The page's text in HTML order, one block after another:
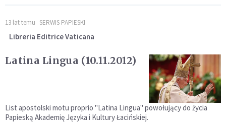
13 lat temu SERWIS PAPIESKI
Libreria Editrice Vaticana
Latina Lingua (10.11.2012)
List apostolski motu proprio "Latina Lingua" powołujący do życia
Papieską Akademię Języka i Kultury Łacińskiej.